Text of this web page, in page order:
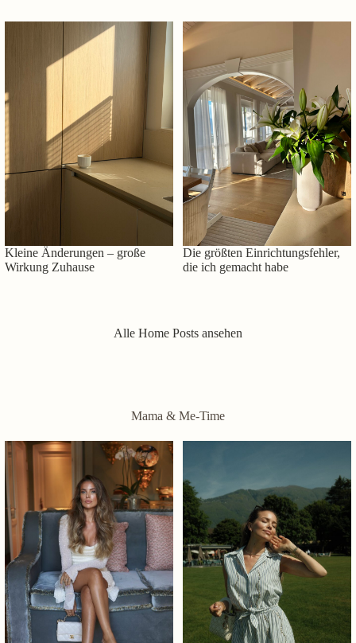
Kleine Änderungen – große
Wirkung Zuhause
Die größten Einrichtungsfehler,
die ich gemacht habe
Alle Home Posts ansehen
Mama & Me-Time